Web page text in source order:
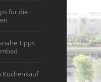
für die
Tipps
Küchenkauf